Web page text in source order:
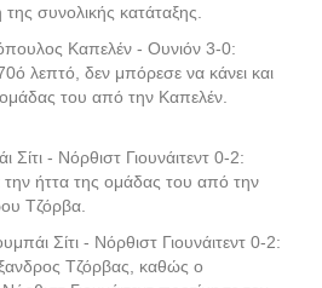
συνολικής κατάταξης.
Καπελέν - Ουνιόν 3-0:
λεπτό, δεν μπόρεσε να κάνει και
ομάδας του από την Καπελέν.
- Νόρθιστ Γιουνάιτεντ 0-2:
ήττα της ομάδας του από την
Τζόρβα.
Σίτι - Νόρθιστ Γιουνάιτεντ 0-2:
Τζόρβας, καθώς ο